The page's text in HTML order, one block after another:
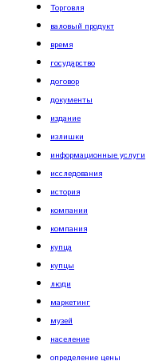
Торговля
валовый продукт
время
государство
договор
документы
издание
излишки
информационные услуги
исследования
история
компании
компания
купца
купцы
люди
маркетинг
музей
население
определение цены